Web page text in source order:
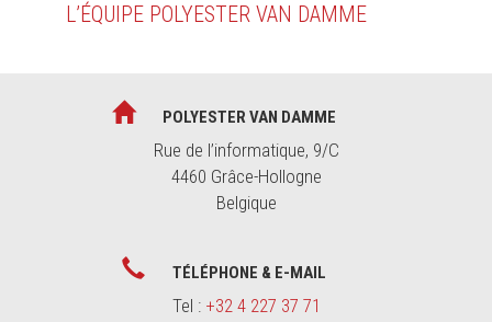
L’ÉQUIPE POLYESTER VAN DAMME
POLYESTER VAN DAMME
Rue de l’informatique, 9/C
4460 Grâce-Hollogne
Belgique
TÉLÉPHONE & E-MAIL
Tel : +32 4 227 37 71